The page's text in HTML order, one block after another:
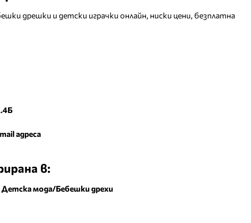
дрешки и детски играчки онлайн, ниски цени, безплатна
адреса
в:
Детска мода/Бебешки дрехи